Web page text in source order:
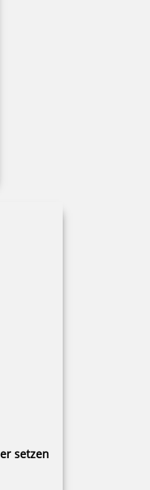
setzen
für REINER 940-
131